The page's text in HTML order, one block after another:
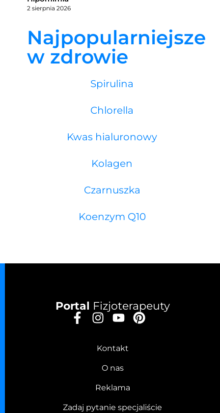
2 sierpnia 2026
Najpopularniejsze
w zdrowie
Spirulina
Chlorella
Kwas hialuronowy
Kolagen
Czarnuszka
Koenzym Q10
Portal Fizjoterapeuty
Kontakt
O nas
Reklama
Zadaj pytanie specjaliście